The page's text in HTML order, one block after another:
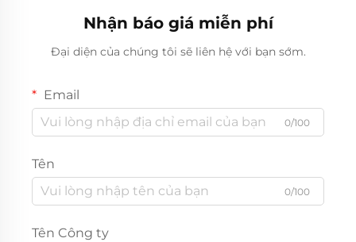
Nhận báo giá miễn phí
Đại diện của chúng tôi sẽ liên hệ với bạn sớm.
Email
0/100
Tên
0/100
Tên Công ty